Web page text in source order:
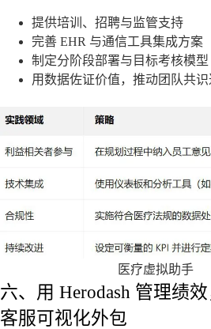
提供培训、招聘与监管支持
完善 EHR 与通信工具集成方案
制定分阶段部署与目标考核模型
用数据佐证价值，推动团队共
医疗虚拟助手
六、用 Herodash 管理绩
客服可视化外包